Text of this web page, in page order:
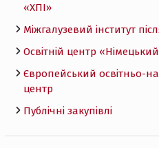
«ХПI»
Міжгалузевий інститут
Освітній центр
Європейський освітньо-
центр
Публічні закупівлі